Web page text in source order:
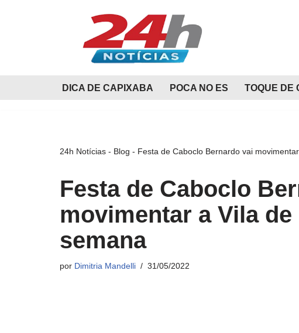
DICA DE CAPIXABA
POCA NO ES TOQUE DE
24h Notícias - Blog - Festa de Caboclo Bernardo vai
Festa de Caboclo
movimentar a Vila
semana
por Dimitria Mandelli 31/05/2022